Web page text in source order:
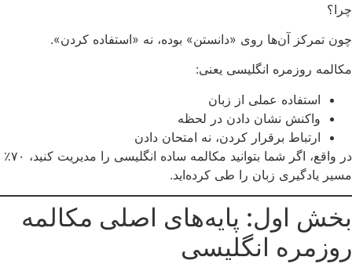
چرا؟
چون تمرکز آن‌ها روی «دانستن» بوده، نه «استفاده کردن».
مکالمه روزمره انگلیسی یعنی:
استفاده عملی از زبان
واکنش نشان دادن در لحظه
ارتباط برقرار کردن، نه امتحان دادن
در واقع، اگر شما بتوانید مکالمه ساده انگلیسی را مدیریت کنید، ۷۰٪
مسیر یادگیری زبان را طی کرده‌اید.
بخش اول: پایه‌های اصلی مکالمه
روزمره انگلیسی